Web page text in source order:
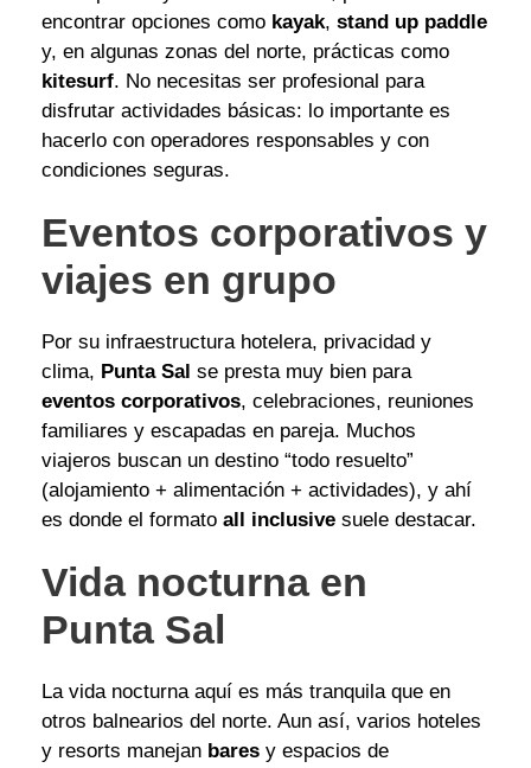
encontrar opciones como kayak, stand up paddle
y, en algunas zonas del norte, prácticas como
kitesurf. No necesitas ser profesional para
disfrutar actividades básicas: lo importante es
hacerlo con operadores responsables y con
condiciones seguras.
Eventos corporativos y
viajes en grupo
Por su infraestructura hotelera, privacidad y
clima, Punta Sal se presta muy bien para
eventos corporativos, celebraciones, reuniones
familiares y escapadas en pareja. Muchos
viajeros buscan un destino “todo resuelto”
(alojamiento + alimentación + actividades), y ahí
es donde el formato all inclusive suele destacar.
Vida nocturna en
Punta Sal
La vida nocturna aquí es más tranquila que en
otros balnearios del norte. Aun así, varios hoteles
y resorts manejan bares y espacios de